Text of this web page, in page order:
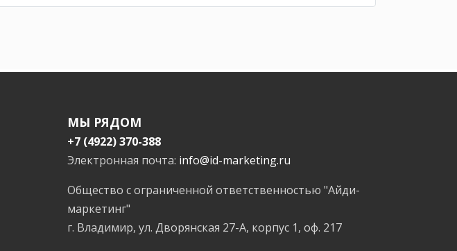
МЫ РЯДОМ
+7 (4922) 370-388
Электронная почта: info@id-marketing.ru
Общество с ограниченной ответственностью "Айди-
маркетинг"
г. Владимир, ул. Дворянская 27-А, корпус 1, оф. 217